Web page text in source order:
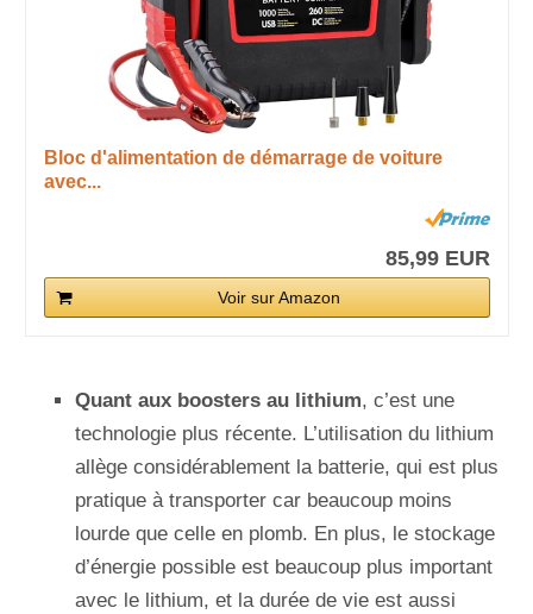
Bloc d'alimentation de démarrage de voiture
avec...
85,99 EUR
Voir sur Amazon
Quant aux boosters au lithium, c’est une
technologie plus récente. L’utilisation du lithium
allège considérablement la batterie, qui est plus
pratique à transporter car beaucoup moins
lourde que celle en plomb. En plus, le stockage
d’énergie possible est beaucoup plus important
avec le lithium, et la durée de vie est aussi